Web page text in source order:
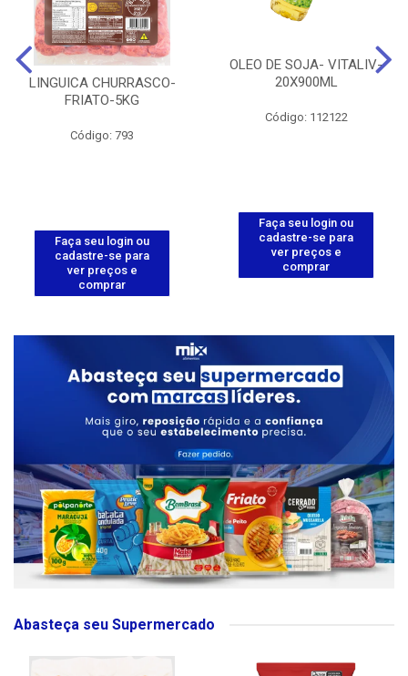
LINGUICA CHURRASCO-
FRIATO-5KG
Código: 793
Faça seu login ou
cadastre-se para
ver preços e
comprar
OLEO DE SOJA- VITALIV-
20X900ML
Código: 112122
Faça seu login ou
cadastre-se para
ver preços e
comprar
Abasteça seu Supermercado